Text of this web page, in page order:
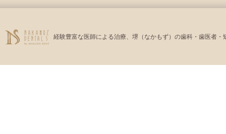
経験豊富な医師による治療、堺（なかもず）の歯科・歯医者